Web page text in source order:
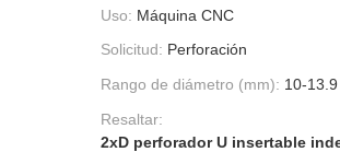
Uso: Máquina CNC
Solicitud: Perforación
Rango de diámetro (mm): 10-13.9
Resaltar:
2xD perforador U insertable